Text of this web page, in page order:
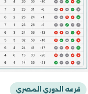
قرعه الدوري المصري